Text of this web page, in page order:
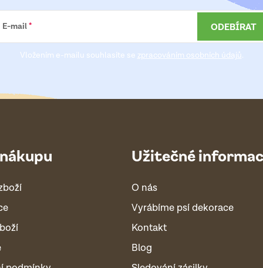
E-mail
Vložením e-mailu souhlasíte se zpracováním osobních údajů.
ODEBÍRAT
Užitečné
O nás
Vyrábíme psí dekorace
Kontakt
Blog